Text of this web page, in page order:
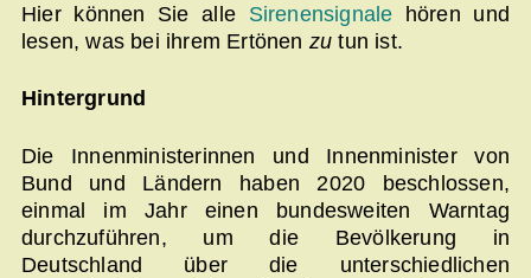
Hier können Sie alle Sirenensignale hören und
lesen, was bei ihrem Ertönen zu tun ist.
Hintergrund
Die Innenministerinnen und Innenminister von
Bund und Ländern haben 2020 beschlossen,
einmal im Jahr einen bundesweiten Warntag
durchzuführen, um die Bevölkerung in
Deutschland über die unterschiedlichen